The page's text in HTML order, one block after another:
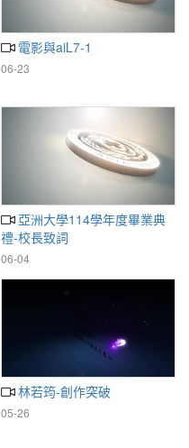
電影與aiL7-1
06-23
亞洲大學114學年度畢業典
禮-校長致詞
06-04
林若筠-創作突破
05-26